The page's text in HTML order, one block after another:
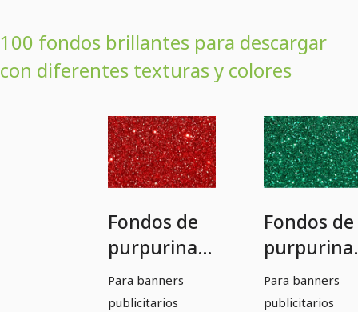
100 fondos brillantes para descargar
con diferentes texturas y colores
Fondos de
purpurina
en rojo
Para banners
publicitarios
Fondos de
purpurina
en verde
Para banners
publicitarios